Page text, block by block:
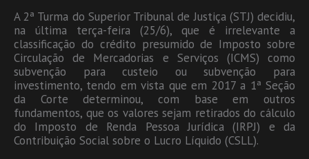
A 2ª Turma do Superior Tribunal de Justiça (STJ) decidiu,
na última terça-feira (25/6), que é irrelevante a
classificação do crédito presumido de Imposto sobre
Circulação de Mercadorias e Serviços (ICMS) como
subvenção para custeio ou subvenção para
investimento, tendo em vista que em 2017 a 1ª Seção
da Corte determinou, com base em outros
fundamentos, que os valores sejam retirados do cálculo
do Imposto de Renda Pessoa Jurídica (IRPJ) e da
Contribuição Social sobre o Lucro Líquido (CSLL).